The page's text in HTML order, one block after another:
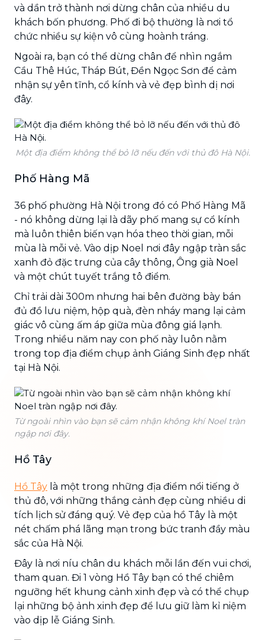
và dần trở thành nơi dừng chân của nhiều du
khách bốn phương. Phố đi bộ thường là nơi tổ
chức nhiều sự kiện vô cùng hoành tráng.
Ngoài ra, bạn có thể dừng chân để nhìn ngắm
Cầu Thê Húc, Tháp Bút, Đền Ngọc Sơn để cảm
nhận sự yên tĩnh, cổ kính và vẻ đẹp bình dị nơi
đây.
Một địa điểm không thể bỏ lỡ nếu đến với thủ đô Hà Nội.
Phố Hàng Mã
36 phố phường Hà Nội trong đó có Phố Hàng Mã
- nó không dừng lại là dãy phố mang sự cổ kính
mà luôn thiên biến vạn hóa theo thời gian, mỗi
mùa là mỗi vẻ. Vào dịp Noel nơi đây ngập tràn sắc
xanh đỏ đặc trưng của cây thông, Ông già Noel
và một chút tuyết trắng tô điểm.
Chỉ trải dài 300m nhưng hai bên đường bày bán
đủ đồ lưu niệm, hộp quà, đèn nháy mang lại cảm
giác vô cùng ấm áp giữa mùa đông giá lạnh.
Trong nhiều năm nay con phố này luôn nằm
trong top địa điểm chụp ảnh Giáng Sinh đẹp nhất
tại Hà Nội.
Từ ngoài nhìn vào bạn sẽ cảm nhận không khí Noel tràn
ngập nơi đây.
Hồ Tây
Hồ Tây là một trong những địa điểm nổi tiếng ở
thủ đô, với những thắng cảnh đẹp cùng nhiều di
tích lịch sử đáng quý. Vẻ đẹp của hồ Tây là một
nét chấm phá lãng mạn trong bức tranh đầy màu
sắc của Hà Nội.
Đây là nơi níu chân du khách mỗi lần đến vui chơi,
tham quan. Đi 1 vòng Hồ Tây bạn có thể chiêm
ngưỡng hết khung cảnh xinh đẹp và có thể chụp
lại những bộ ảnh xinh đẹp để lưu giữ làm kỉ niệm
vào dịp lễ Giáng Sinh.